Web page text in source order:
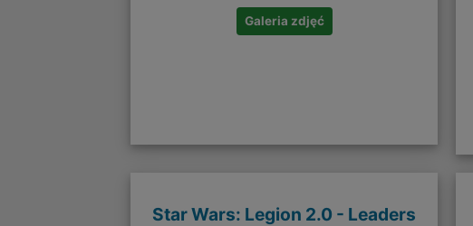
Galeria zdjęć
Star Wars: Legion 2.0 - Leaders